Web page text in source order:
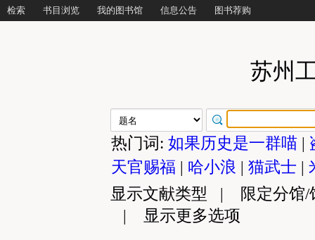
检索 书目浏览 我的图书馆 信息公告 图书荐购
苏州
热门词: 如果历史是一群喵 |
天官赐福 | 哈小浪 | 猫武士 |
显示文献类型 |
限定分馆
| 显示更多选项